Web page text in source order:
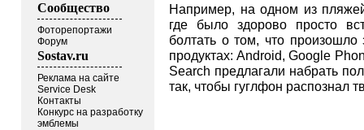
Сообщество
Фоторепортажи
Форум
Sostav.ru
Реклама на сайте
Service Desk
Контакты
Конкурс на разработку
эмблемы
Например, на одном из
где было здорово просто
болтать о том, что
продуктах: Android, Google
Search предлагали набрать
так, чтобы гуглфон распознал